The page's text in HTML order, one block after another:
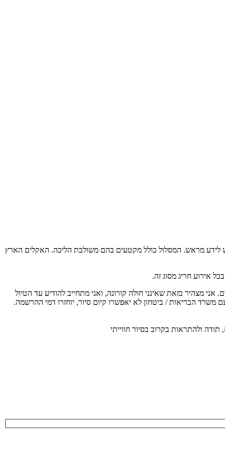
יש לידע מראש. המסלול כולל מקטעים בהם משולבת הליכה. האקלים הארץ
אירוע חריג מסוג זה.
משרד הבריאות על כן כל משתתף מחויב להגיע עם מסכה אישית, לשמור מרחק כנדרש, בקבוצה יהיו לכל היותר 20 משתתפים. אני מצהיר בזאת שאינני חולה קורונה, ואני מתחייב להודיע עד הטיול
משרד הבריאות / ביטחון לא יאפשרו קיום סיור, יוחזרו דמי ההרשמה.
ולהתראות בקרוב בסיור חווייתי